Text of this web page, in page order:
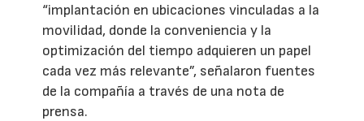
“implantación en ubicaciones vinculadas a la
movilidad, donde la conveniencia y la
optimización del tiempo adquieren un papel
cada vez más relevante”, señalaron fuentes
de la compañía a través de una nota de
prensa.